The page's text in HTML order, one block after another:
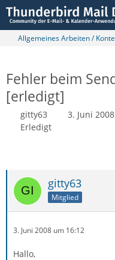
Allgemeines Arbeiten /
Fehler beim
[erledigt]
gitty63 3. Juni
Erledigt
gitty63
Mitglied
3. Juni 2008 um 16:12
Hallo,